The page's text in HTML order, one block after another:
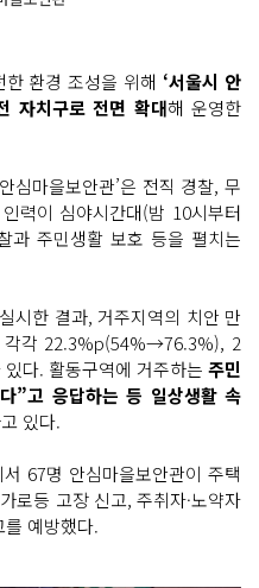
환경 조성을 위해 ‘서울시 안
자치구로 전면 확대해 운영한
심마을보안관’은 전직 경찰, 무
력이 심야시간대(밤 10시부터
과 주민생활 보호 등을 펼치는
시한 결과, 거주지역의 치안 만
각각 22.3%p(54%→76.3%), 2
다. 활동구역에 거주하는 주민
”고 응답하는 등 일상생활 속
있다.
67명 안심마을보안관이 주택
로등 고장 신고, 주취자·노약자
예방했다.